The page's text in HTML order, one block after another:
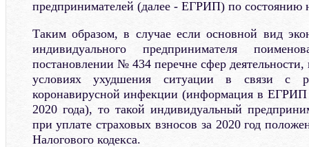
предпринимателей (далее - ЕГРИП) по состоянию
Таким образом, в случае если основной вид
индивидуального предпринимателя
постановлении № 434 перечне сфер
условиях ухудшения ситуации в связи с
коронавирусной инфекции (информация в ЕГРИП
2020 года), то такой индивидуальный
при уплате страховых взносов за 2020 год
Налогового кодекса.